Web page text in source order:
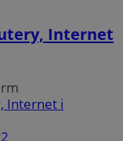
Internet
Internet i
2